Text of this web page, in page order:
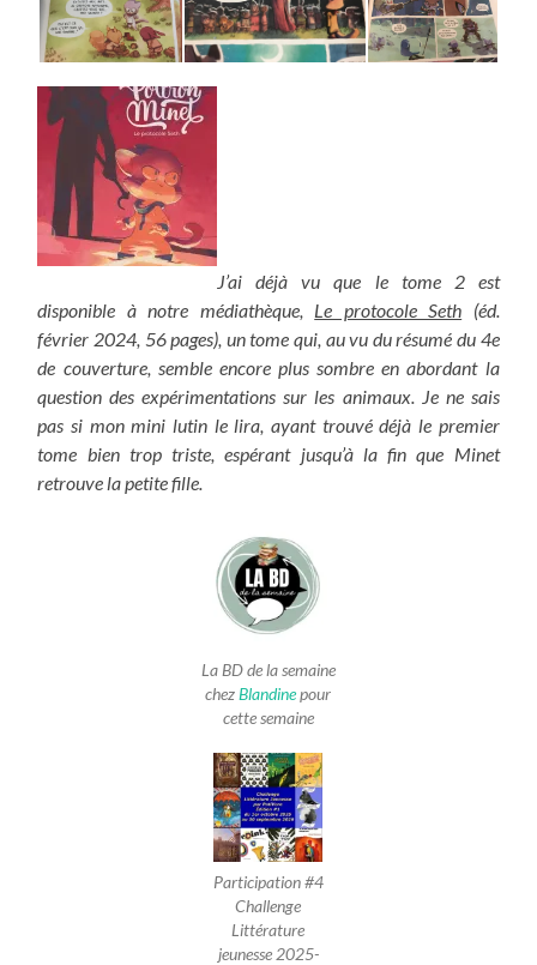
J’ai déjà vu que le tome 2 est
disponible à notre médiathèque, Le protocole Seth (éd.
février 2024, 56 pages), un tome qui, au vu du résumé du 4e
de couverture, semble encore plus sombre en abordant la
question des expérimentations sur les animaux. Je ne sais
pas si mon mini lutin le lira, ayant trouvé déjà le premier
tome bien trop triste, espérant jusqu’à la fin que Minet
retrouve la petite fille.
La BD de la semaine
chezBlandinepour
cette semaine
Participation #4
Challenge
Littérature
jeunesse 2025-